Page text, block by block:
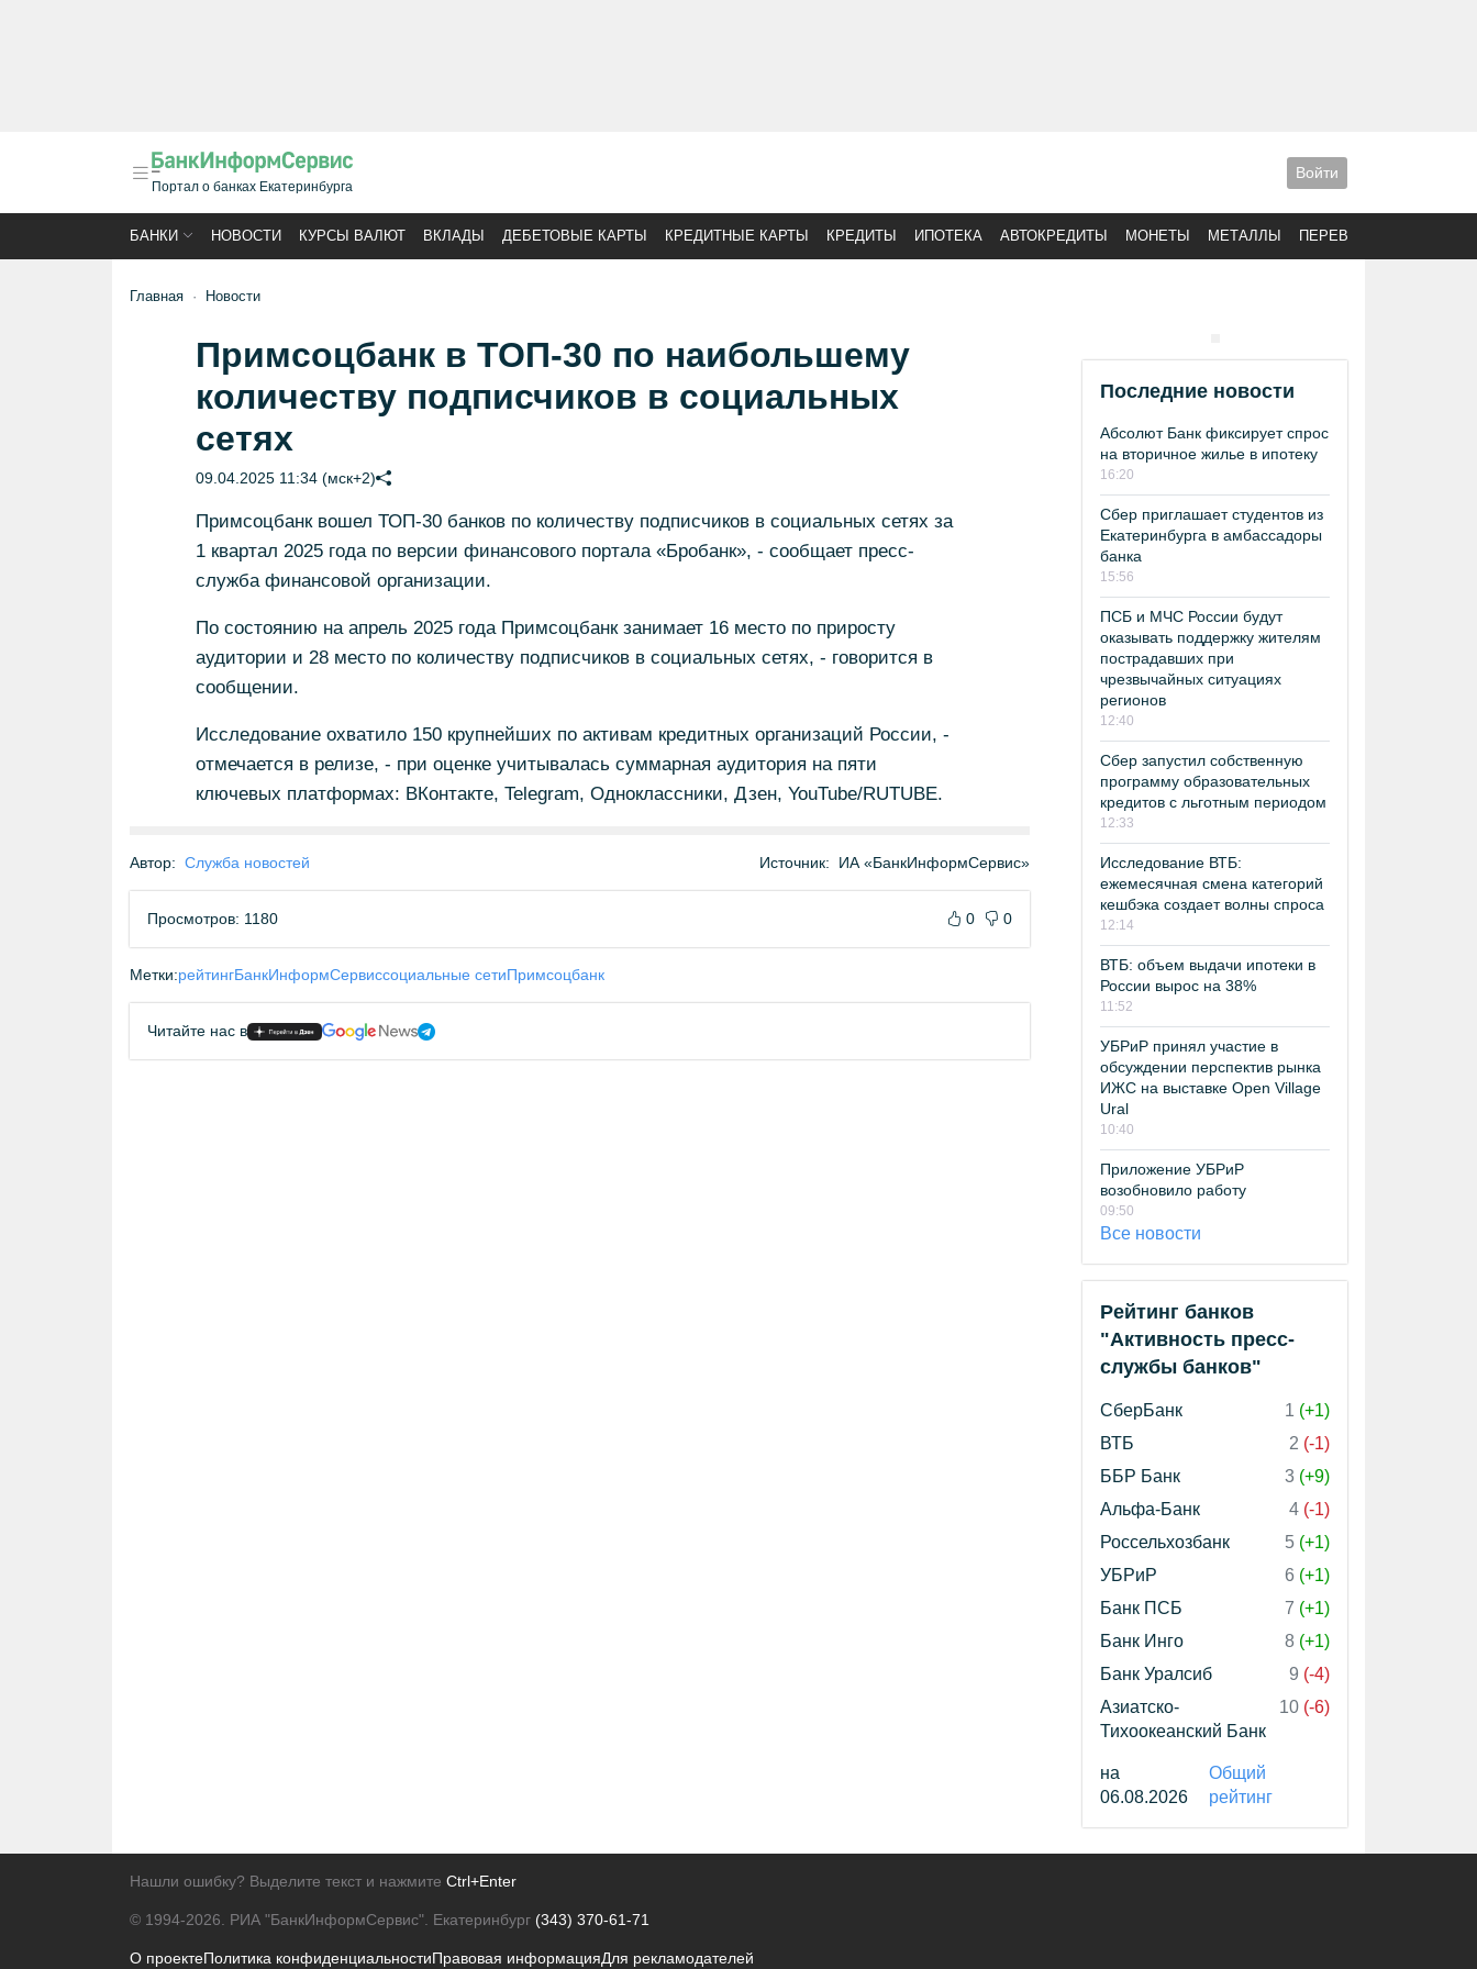
Портал о банках Екатеринбурга
Войти
БАНКИ НОВОСТИ КУРСЫ ВАЛЮТ ВКЛАДЫ ДЕБЕТОВЫЕ КАРТЫ КРЕДИТНЫЕ КАРТЫ КРЕДИТЫ ИПОТЕКА АВТОКРЕДИТЫ МОНЕТЫ МЕТАЛЛЫ ПЕРЕВОДЫ
Главная Новости
Примсоцбанк в ТОП-30 по наибольшему
количеству подписчиков в социальных
сетях
09.04.2025 11:34 (мск+2)
Примсоцбанк вошел ТОП-30 банков по количеству подписчиков в социальных сетях за
1 квартал 2025 года по версии финансового портала «Бробанк», - сообщает пресс-
служба финансовой организации.
По состоянию на апрель 2025 года Примсоцбанк занимает 16 место по приросту
аудитории и 28 место по количеству подписчиков в социальных сетях, - говорится в
сообщении.
Исследование охватило 150 крупнейших по активам кредитных организаций России, -
отмечается в релизе, - при оценке учитывалась суммарная аудитория на пяти
ключевых платформах: ВКонтакте, Telegram, Одноклассники, Дзен, YouTube/RUTUBE.
Автор: Служба новостей Источник: ИА «БанкИнформСервис»
Просмотров: 1180 0 0
Метки:рейтингБанкИнформСервиссоциальные сетиПримсоцбанк
Читайте нас в
Последние новости
Абсолют Банк фиксирует спрос
на вторичное жилье в ипотеку
16:20
Сбер приглашает студентов из
Екатеринбурга в амбассадоры
банка
15:56
ПСБ и МЧС России будут
оказывать поддержку жителям
пострадавших при
чрезвычайных ситуациях
регионов
12:40
Сбер запустил собственную
программу образовательных
кредитов с льготным периодом
12:33
Исследование ВТБ:
ежемесячная смена категорий
кешбэка создает волны спроса
12:14
ВТБ: объем выдачи ипотеки в
России вырос на 38%
11:52
УБРиР принял участие в
обсуждении перспектив рынка
ИЖС на выставке Open Village
Ural
10:40
Приложение УБРиР
возобновило работу
09:50
Все новости
Рейтинг банков
"Активность пресс-
службы банков"
СберБанк 1 (+1)
ВТБ
2 (-1)
ББР Банк
3 (+9)
Альфа-Банк
4 (-1)
Россельхозбанк
5 (+1)
УБРиР
6 (+1)
Банк ПСБ
7 (+1)
Банк Инго
8 (+1)
Банк Уралсиб
9 (-4)
Азиатско-
Тихоокеанский Банк
10 (-6)
на
06.08.2026
Общий
рейтинг
Нашли ошибку? Выделите текст и нажмите Ctrl+Enter
© 1994-2026. РИА "БанкИнформСервис". Екатеринбург (343) 370-61-71
О проектеПолитика конфиденциальностиПравовая информацияДля рекламодателей